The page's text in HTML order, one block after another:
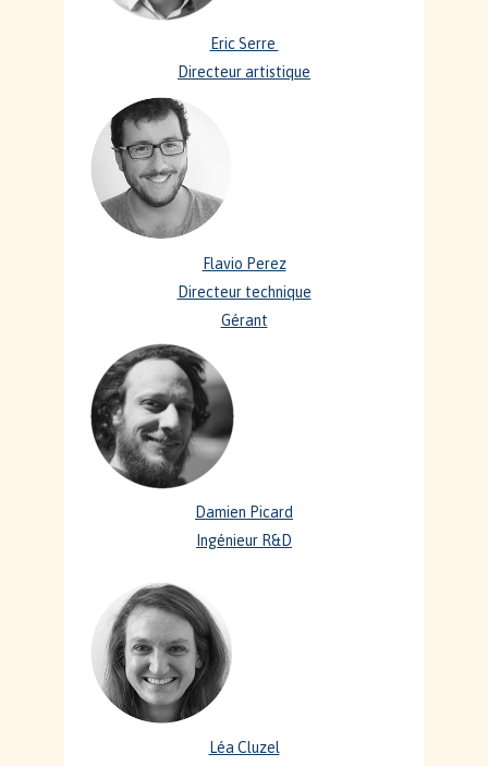
Eric Serre
Directeur artistique
Flavio Perez
Directeur technique
Gérant
Damien Picard
Ingénieur R&D
Léa Cluzel